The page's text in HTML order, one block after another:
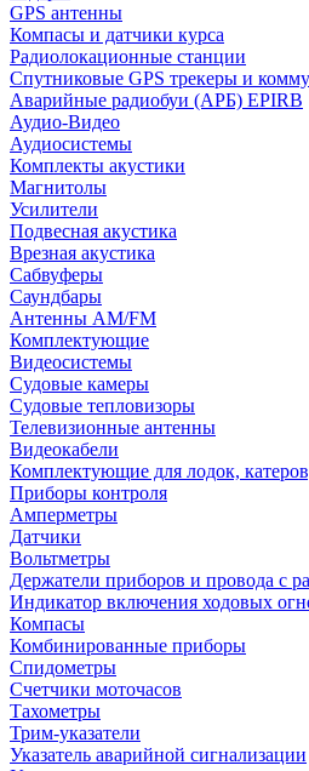
GPS антенны
Компасы и датчики курса
Радиолокационные станции
Спутниковые GPS трекеры и
Аварийные радиобуи (АРБ) EPIRB
Аудио-Видео
Аудиосистемы
Комплекты акустики
Магнитолы
Усилители
Подвесная акустика
Врезная акустика
Сабвуферы
Саундбары
Антенны AM/FM
Комплектующие
Видеосистемы
Судовые камеры
Cудовые тепловизоры
Телевизионные антенны
Видеокабели
Комплектующие для лодок,
Приборы контроля
Амперметры
Датчики
Вольтметры
Держатели приборов и провода с
Индикатор включения ходовых
Компасы
Комбинированные приборы
Спидометры
Счетчики моточасов
Тахометры
Трим-указатели
Указатель аварийной сигнализации